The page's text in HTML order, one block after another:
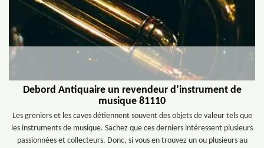
Debord Antiquaire un revendeur d’instrument de
musique 81110
Les greniers et les caves détiennent souvent des objets de valeur tels que
les instruments de musique. Sachez que ces derniers intéressent plusieurs
passionnées et collecteurs. Donc, si vous en trouvez un ou plusieurs au